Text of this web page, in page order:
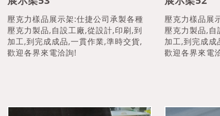
壓克力樣品展示架:仕捷公司承製各種
壓克力製品,自設工廠,從設計,印刷,到
加工,到完成成品,一貫作業,準時交貨,
歡迎各界來電洽詢!
壓克力樣品展
壓克力製品,
加工,到完成
歡迎各界來電